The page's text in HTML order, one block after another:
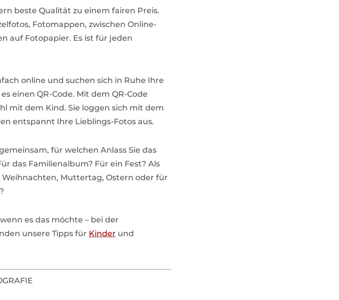
beste Qualität zu einem fairen Preis.
Fotomappen, zwischen Online-
auf Fotopapier. Es ist für jeden
online und suchen sich in Ruhe Ihre
einen QR-Code. Mit dem QR-Code
mit dem Kind. Sie loggen sich mit dem
entspannt Ihre Lieblings-Fotos aus.
für welchen Anlass Sie das
das Familienalbum? Für ein Fest? Als
Weihnachten, Muttertag, Ostern oder für
es das möchte – bei der
unsere Tipps für Kinder und